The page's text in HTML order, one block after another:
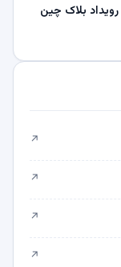
بلاک چین
↗
↗
↗
↗